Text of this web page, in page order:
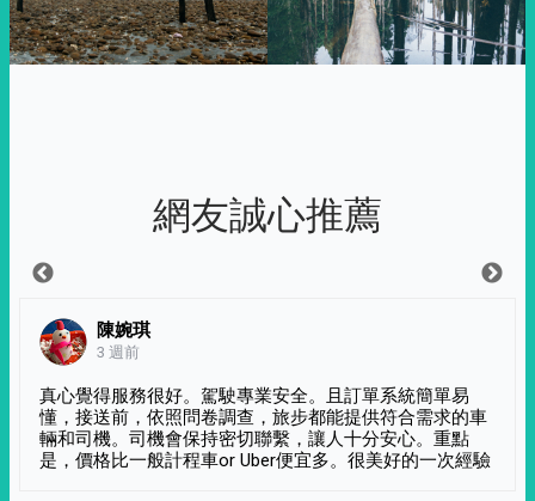
網友誠心推薦
陳婉琪
3 週前
真心覺得服務很好。駕駛專業安全。且訂單系統簡單易
懂，接送前，依照問卷調查，旅步都能提供符合需求的車
輛和司機。司機會保持密切聯繫，讓人十分安心。重點
是，價格比一般計程車or Uber便宜多。很美好的一次經驗